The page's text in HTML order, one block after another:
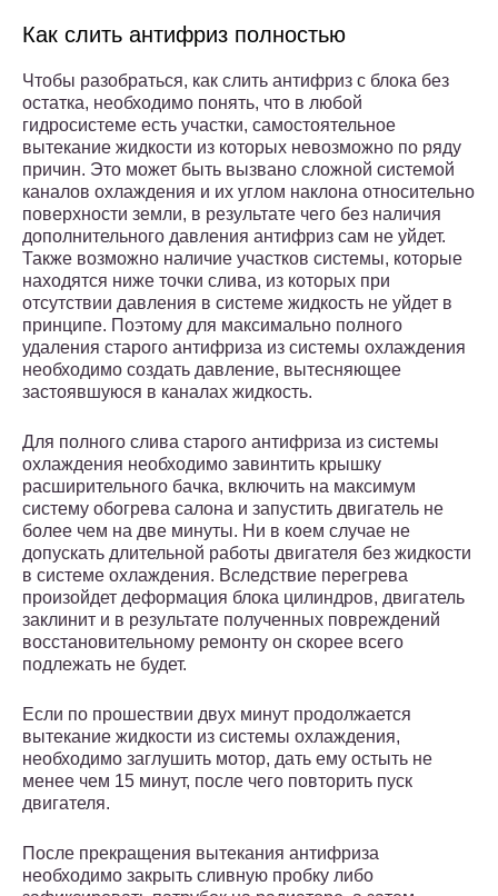
Как слить антифриз полностью
Чтобы разобраться, как слить антифриз с блока без
остатка, необходимо понять, что в любой
гидросистеме есть участки, самостоятельное
вытекание жидкости из которых невозможно по ряду
причин. Это может быть вызвано сложной системой
каналов охлаждения и их углом наклона относительно
поверхности земли, в результате чего без наличия
дополнительного давления антифриз сам не уйдет.
Также возможно наличие участков системы, которые
находятся ниже точки слива, из которых при
отсутствии давления в системе жидкость не уйдет в
принципе. Поэтому для максимально полного
удаления старого антифриза из системы охлаждения
необходимо создать давление, вытесняющее
застоявшуюся в каналах жидкость.
Для полного слива старого антифриза из системы
охлаждения необходимо завинтить крышку
расширительного бачка, включить на максимум
систему обогрева салона и запустить двигатель не
более чем на две минуты. Ни в коем случае не
допускать длительной работы двигателя без жидкости
в системе охлаждения. Вследствие перегрева
произойдет деформация блока цилиндров, двигатель
заклинит и в результате полученных повреждений
восстановительному ремонту он скорее всего
подлежать не будет.
Если по прошествии двух минут продолжается
вытекание жидкости из системы охлаждения,
необходимо заглушить мотор, дать ему остыть не
менее чем 15 минут, после чего повторить пуск
двигателя.
После прекращения вытекания антифриза
необходимо закрыть сливную пробку либо